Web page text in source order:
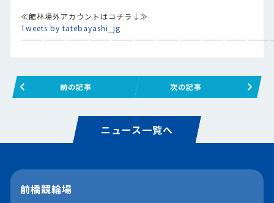
≪館林場外アカウントはコチラ↓≫
Tweets by tatebayashi_jg
前の記事 次の記事
ニュース一覧へ
前橋競輪場